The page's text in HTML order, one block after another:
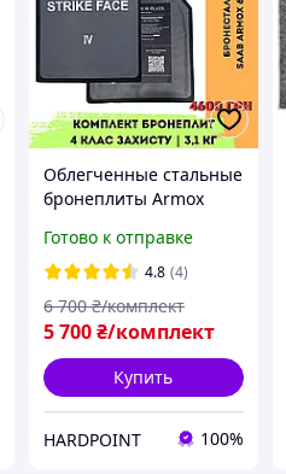
Облегченные стальные
бронеплиты Armox
Легкие металлические
бронепластины в
Готово к отправке
4.8 (4)
5 700₴/комплект
6 700 ₴/комплект
Купить
HARDPOINT 100%